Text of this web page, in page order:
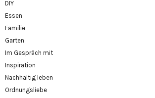
DIY
Essen
Familie
Garten
Im Gespräch mit
Inspiration
Nachhaltig leben
Ordnungsliebe